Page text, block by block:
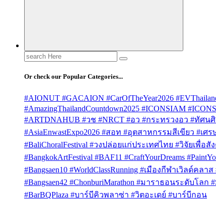
Search
for:
Or check our Popular Categories...
#AIONUT #GACAION #CarOfTheYear2026
#AmazingThailandCountdown2025 #ICONSIAM
#ARTDNAHUB #วช #NRCT #อว #กระทรวงอว #ทัศ
#AsiaEnwastExpo2026 #สอท #อุตสาหกรรมสีเขียว #เศ
#BaliChoralFestival #วงปล่อยแก่ประเทศไทย #วิจัยเพื่อสั
#BangkokArtFestival #BAF11 #CraftYourDreams
#Bangsaen10 #WorldClassRunning #เมืองกีฬาเวิลด์คล
#Bangsaen42 #ChonburiMarathon #มาราธอนระดับโ
#BarBQPlaza #บาร์บีคิวพลาซ่า #วิตอะเดย์ #บาร์บีกอน